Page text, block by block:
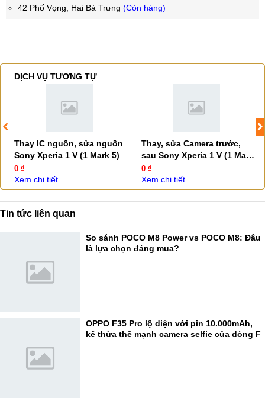
42 Phố Vọng, Hai Bà Trưng (Còn hàng)
DỊCH VỤ TƯƠNG TỰ
Thay IC nguồn, sửa nguồn
Sony Xperia 1 V (1 Mark 5)
0 ₫
Xem chi tiết
Thay, sửa Camera trước,
sau Sony Xperia 1 V (1 Mark
5)
0 ₫
Xem chi tiết
Tin tức liên quan
So sánh POCO M8 Power vs POCO M8: Đâu
là lựa chọn đáng mua?
OPPO F35 Pro lộ diện với pin 10.000mAh,
kế thừa thế mạnh camera selfie của dòng F